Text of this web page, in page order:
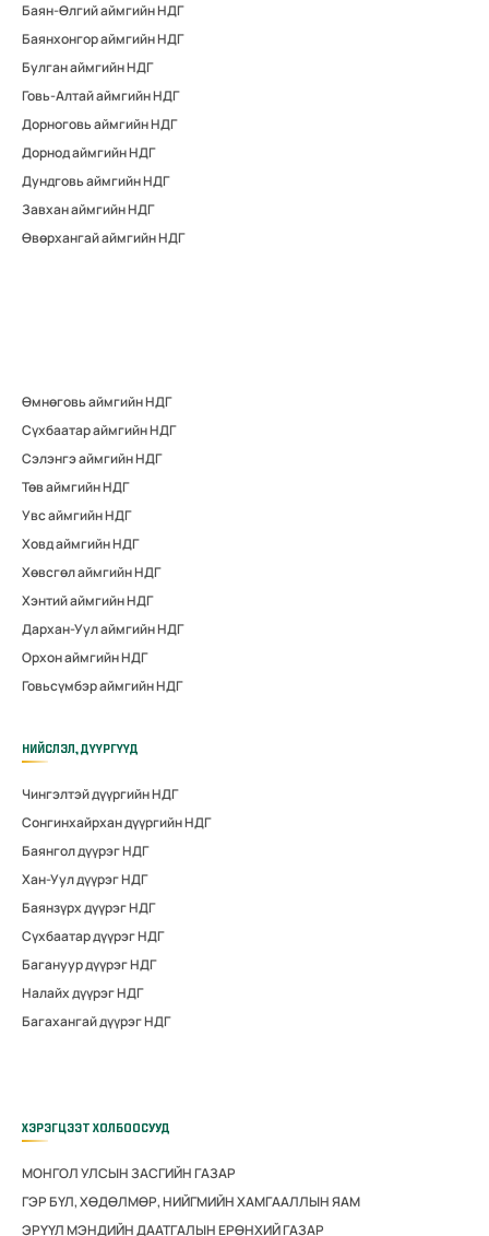
Баян-Өлгий аймгийн НДГ
Баянхонгор аймгийн НДГ
Булган аймгийн НДГ
Говь-Алтай аймгийн НДГ
Дорноговь аймгийн НДГ
Дорнод аймгийн НДГ
Дундговь аймгийн НДГ
Завхан аймгийн НДГ
Өвөрхангай аймгийн НДГ
Өмнөговь аймгийн НДГ
Сүхбаатар аймгийн НДГ
Сэлэнгэ аймгийн НДГ
Төв аймгийн НДГ
Увс аймгийн НДГ
Ховд аймгийн НДГ
Хөвсгөл аймгийн НДГ
Хэнтий аймгийн НДГ
Дархан-Уул аймгийн НДГ
Орхон аймгийн НДГ
Говьсүмбэр аймгийн НДГ
НИЙСЛЭЛ, ДҮҮРГҮҮД
Чингэлтэй дүүргийн НДГ
Сонгинхайрхан дүүргийн НДГ
Баянгол дүүрэг НДГ
Хан-Уул дүүрэг НДГ
Баянзүрх дүүрэг НДГ
Сүхбаатар дүүрэг НДГ
Багануур дүүрэг НДГ
Налайх дүүрэг НДГ
Багахангай дүүрэг НДГ
ХЭРЭГЦЭЭТ ХОЛБООСУУД
МОНГОЛ УЛСЫН ЗАСГИЙН ГАЗАР
ГЭР БҮЛ, ХӨДӨЛМӨР, НИЙГМИЙН ХАМГААЛЛЫН ЯАМ
ЭРҮҮЛ МЭНДИЙН ДААТГАЛЫН ЕРӨНХИЙ ГАЗАР